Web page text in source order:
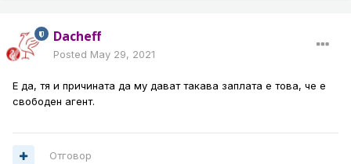
Dacheff
Posted May 29, 2021
Е да, тя и причината да му дават такава заплата е това, че е
свободен агент.
Отговор